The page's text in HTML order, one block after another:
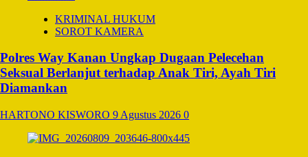
KRIMINAL HUKUM
SOROT KAMERA
Polres Way Kanan Ungkap Dugaan Pelecehan
Seksual Berlanjut terhadap Anak Tiri, Ayah Tiri
Diamankan
HARTONO KISWORO 9 Agustus 2026 0